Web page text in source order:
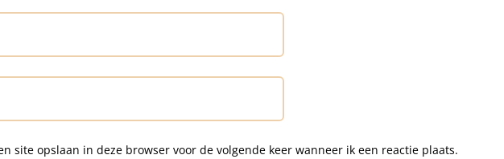
site opslaan in deze browser voor de volgende keer wanneer ik een reactie plaats.